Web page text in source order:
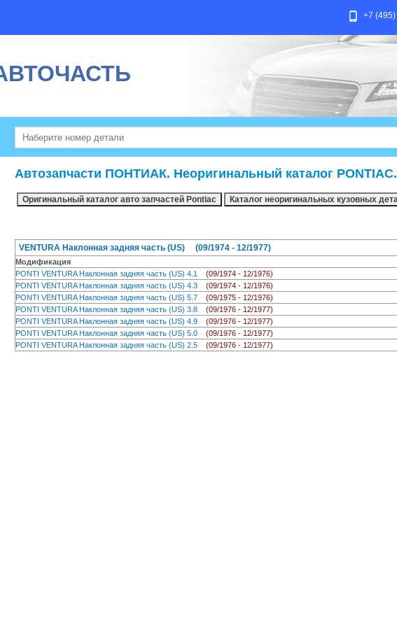
+7 (495)
Автозапчасти ПОНТИАК. Неоригинальный каталог PONTIAC.
VENTURA Наклонная задняя часть (US) (09/1974 - 12/1977)
Модификация
PONTI VENTURA Наклонная задняя часть (US) 4.1 (09/1974 - 12/1976)
PONTI VENTURA Наклонная задняя часть (US) 4.3 (09/1974 - 12/1976)
PONTI VENTURA Наклонная задняя часть (US) 5.7 (09/1975 - 12/1976)
PONTI VENTURA Наклонная задняя часть (US) 3.8 (09/1976 - 12/1977)
PONTI VENTURA Наклонная задняя часть (US) 4.9 (09/1976 - 12/1977)
PONTI VENTURA Наклонная задняя часть (US) 5.0 (09/1976 - 12/1977)
PONTI VENTURA Наклонная задняя часть (US) 2.5 (09/1976 - 12/1977)